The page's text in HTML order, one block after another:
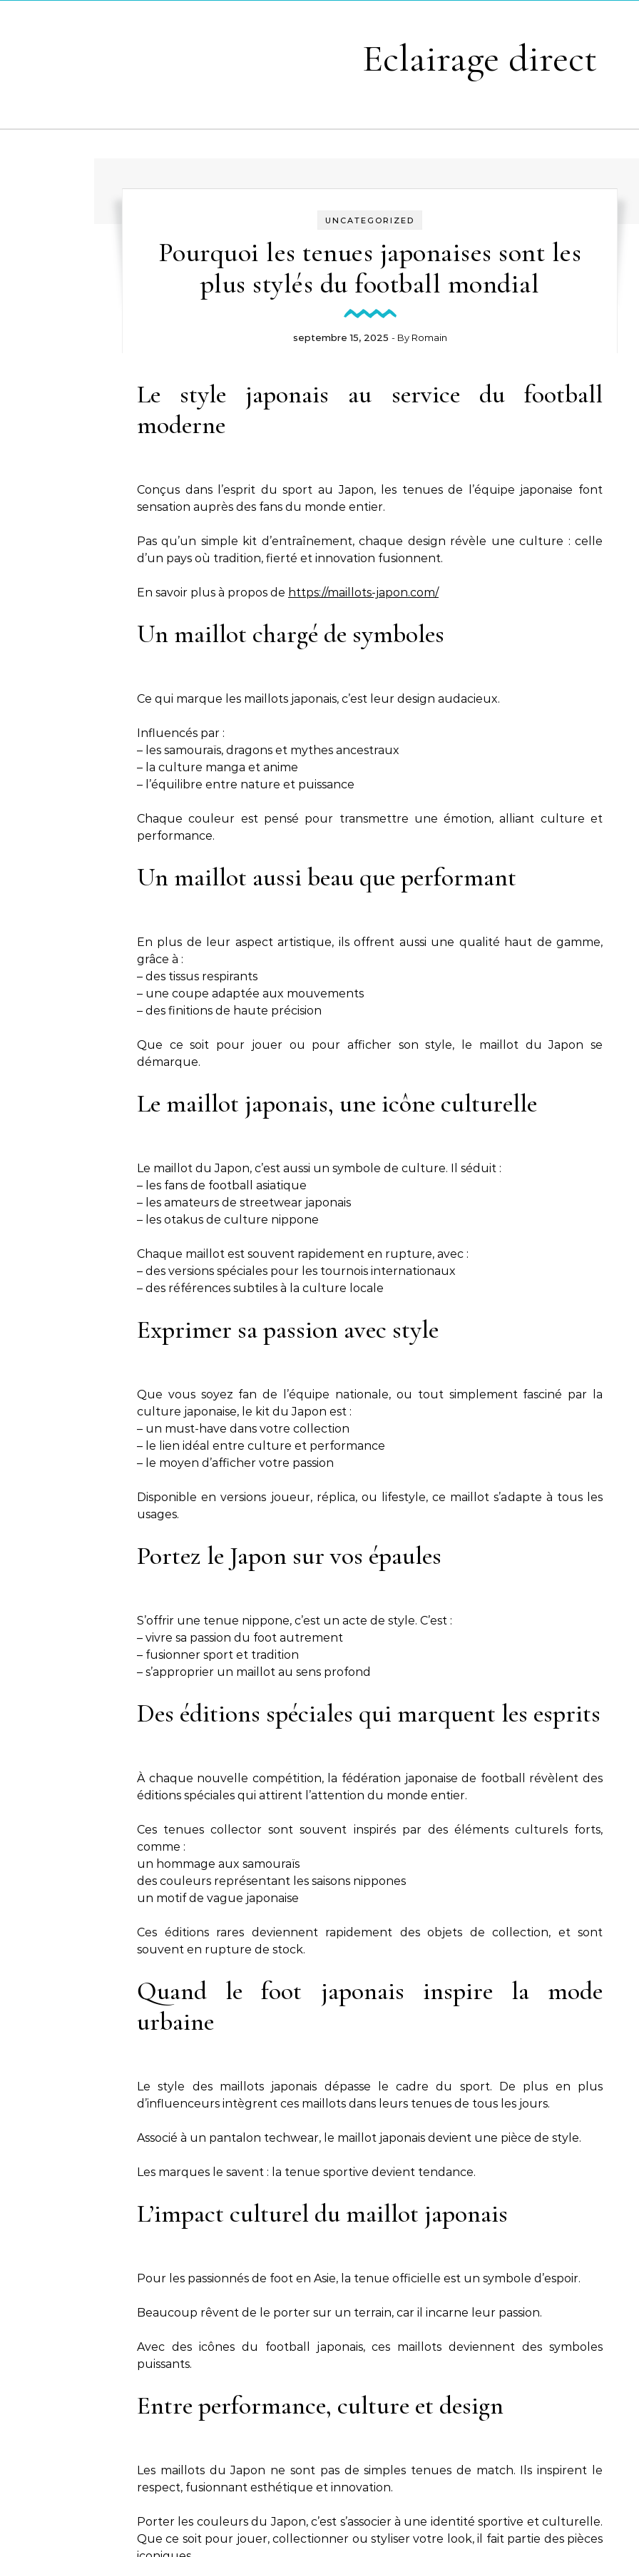
Eclairage direct
UNCATEGORIZED
Pourquoi les tenues japonaises sont les
plus stylés du football mondial
septembre 15, 2025 - By Romain
Le style japonais au service du football
moderne
Conçus dans l’esprit du sport au Japon, les tenues de l’équipe japonaise font
sensation auprès des fans du monde entier.
Pas qu’un simple kit d’entraînement, chaque design révèle une culture : celle
d’un pays où tradition, fierté et innovation fusionnent.
En savoir plus à propos de https://maillots-japon.com/
Un maillot chargé de symboles
Ce qui marque les maillots japonais, c’est leur design audacieux.
Influencés par :
– les samouraïs, dragons et mythes ancestraux
– la culture manga et anime
– l’équilibre entre nature et puissance
Chaque couleur est pensé pour transmettre une émotion, alliant culture et
performance.
Un maillot aussi beau que performant
En plus de leur aspect artistique, ils offrent aussi une qualité haut de gamme,
grâce à :
– des tissus respirants
– une coupe adaptée aux mouvements
– des finitions de haute précision
Que ce soit pour jouer ou pour afficher son style, le maillot du Japon se
démarque.
Le maillot japonais, une icône culturelle
Le maillot du Japon, c’est aussi un symbole de culture. Il séduit :
– les fans de football asiatique
– les amateurs de streetwear japonais
– les otakus de culture nippone
Chaque maillot est souvent rapidement en rupture, avec :
– des versions spéciales pour les tournois internationaux
– des références subtiles à la culture locale
Exprimer sa passion avec style
Que vous soyez fan de l’équipe nationale, ou tout simplement fasciné par la
culture japonaise, le kit du Japon est :
– un must-have dans votre collection
– le lien idéal entre culture et performance
– le moyen d’afficher votre passion
Disponible en versions joueur, réplica, ou lifestyle, ce maillot s’adapte à tous les
usages.
Portez le Japon sur vos épaules
S’offrir une tenue nippone, c’est un acte de style. C’est :
– vivre sa passion du foot autrement
– fusionner sport et tradition
– s’approprier un maillot au sens profond
Des éditions spéciales qui marquent les esprits
À chaque nouvelle compétition, la fédération japonaise de football révèlent des
éditions spéciales qui attirent l’attention du monde entier.
Ces tenues collector sont souvent inspirés par des éléments culturels forts,
comme :
un hommage aux samouraïs
des couleurs représentant les saisons nippones
un motif de vague japonaise
Ces éditions rares deviennent rapidement des objets de collection, et sont
souvent en rupture de stock.
Quand le foot japonais inspire la mode
urbaine
Le style des maillots japonais dépasse le cadre du sport. De plus en plus
d’influenceurs intègrent ces maillots dans leurs tenues de tous les jours.
Associé à un pantalon techwear, le maillot japonais devient une pièce de style.
Les marques le savent : la tenue sportive devient tendance.
L’impact culturel du maillot japonais
Pour les passionnés de foot en Asie, la tenue officielle est un symbole d’espoir.
Beaucoup rêvent de le porter sur un terrain, car il incarne leur passion.
Avec des icônes du football japonais, ces maillots deviennent des symboles
puissants.
Entre performance, culture et design
Les maillots du Japon ne sont pas de simples tenues de match. Ils inspirent le
respect, fusionnant esthétique et innovation.
Porter les couleurs du Japon, c’est s’associer à une identité sportive et culturelle.
Que ce soit pour jouer, collectionner ou styliser votre look, il fait partie des pièces